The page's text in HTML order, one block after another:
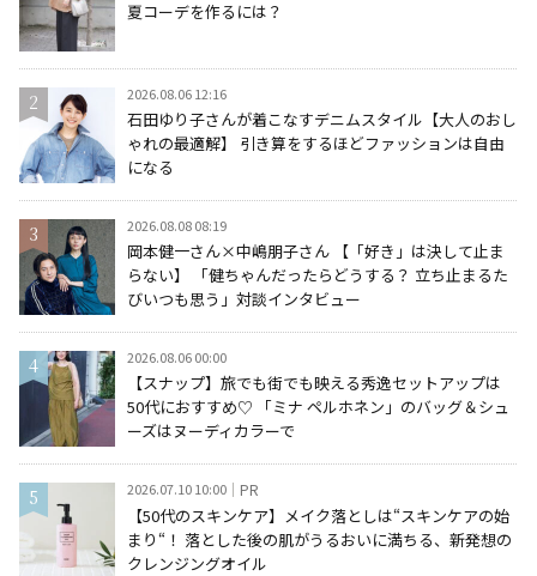
夏コーデを作るには？
2026.08.06 12:16
石田ゆり子さんが着こなすデニムスタイル【大人のおし
ゃれの最適解】 引き算をするほどファッションは自由
になる
2026.08.08 08:19
岡本健一さん×中嶋朋子さん 【「好き」は決して止ま
らない】 「健ちゃんだったらどうする？ 立ち止まるた
びいつも思う」対談インタビュー
2026.08.06 00:00
【スナップ】旅でも街でも映える秀逸セットアップは
50代におすすめ♡ 「ミナ ペルホネン」のバッグ＆シュ
ーズはヌーディカラーで
2026.07.10 10:00 PR
【50代のスキンケア】メイク落としは“スキンケアの始
まり“！ 落とした後の肌がうるおいに満ちる、新発想の
クレンジングオイル